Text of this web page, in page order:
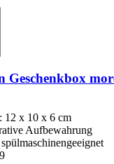
Geschenkbox
12 x 10 x 6 cm
Aufbewahrung